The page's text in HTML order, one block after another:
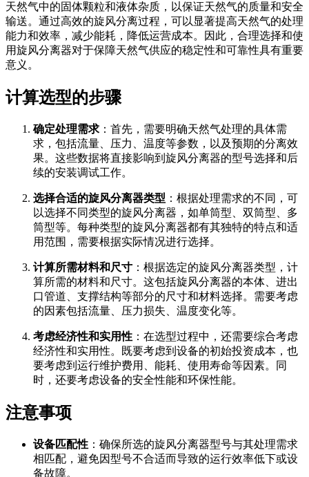
天然气中的固体颗粒和液体杂质，以保证天然气的质量和安全
输送。通过高效的旋风分离过程，可以显著提高天然气的处理
能力和效率，减少能耗，降低运营成本。因此，合理选择和使
用旋风分离器对于保障天然气供应的稳定性和可靠性具有重要
意义。
计算选型的步骤
确定处理需求 ：首先，需要明确天然气处理的具体需
求，包括流量、压力、温度等参数，以及预期的分离效
果。这些数据将直接影响到旋风分离器的型号选择和后
续的安装调试工作。
选择合适的旋风分离器类型 ：根据处理需求的不同，可
以选择不同类型的旋风分离器，如单筒型、双筒型、多
筒型等。每种类型的旋风分离器都有其独特的特点和适
用范围，需要根据实际情况进行选择。
计算所需材料和尺寸 ：根据选定的旋风分离器类型，计
算所需的材料和尺寸。这包括旋风分离器的本体、进出
口管道、支撑结构等部分的尺寸和材料选择。需要考虑
的因素包括流量、压力损失、温度变化等。
考虑经济性和实用性 ：在选型过程中，还需要综合考虑
经济性和实用性。既要考虑到设备的初始投资成本，也
要考虑到运行维护费用、能耗、使用寿命等因素。同
时，还要考虑设备的安全性能和环保性能。
注意事项
设备匹配性 ：确保所选的旋风分离器型号与其处理需求
相匹配，避免因型号不合适而导致的运行效率低下或设
备故障。